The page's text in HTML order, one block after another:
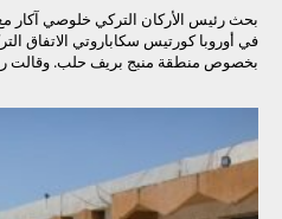
بحث رئيس الأركان التركي خلوصي آكار
في أوروبا كورتيس سكاباروتي الاتفاق
بخصوص منطقة منبج بريف حلب. وقالت